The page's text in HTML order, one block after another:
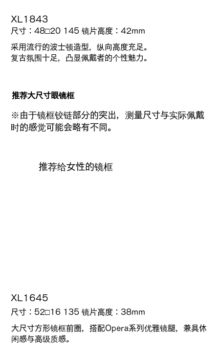
XL1843
尺寸：48□20 145 镜片高度：42mm
采用流行的波士顿造型，纵向高度充足。
复古氛围十足，凸显佩戴者的个性魅力。
推荐大尺寸眼镜框
※由于镜框铰链部分的突出，测量尺寸与实际佩戴
时的感觉可能会略有不同。
推荐给女性的镜框
XL1645
尺寸：52□16 135 镜片高度：38mm
大尺寸方形镜框前圈，搭配Opera系列优雅镜腿，兼具休
闲感与高级质感。